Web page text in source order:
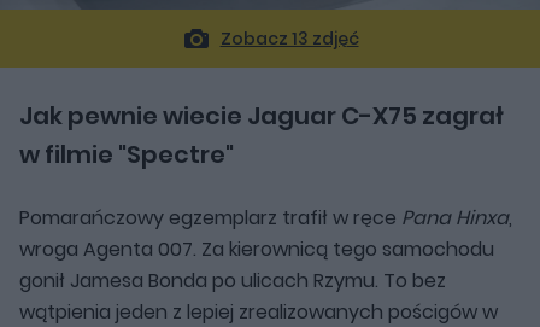
Zobacz 13 zdjęć
Jak pewnie wiecie Jaguar C-X75 zagrał
w filmie "Spectre"
Pomarańczowy egzemplarz trafił w ręce Pana Hinxa,
wroga Agenta 007. Za kierownicą tego samochodu
gonił Jamesa Bonda po ulicach Rzymu. To bez
wątpienia jeden z lepiej zrealizowanych pościgów w